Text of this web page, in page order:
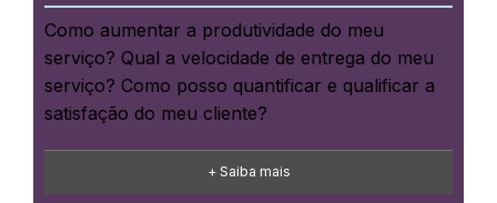
Como aumentar a produtividade do meu
serviço? Qual a velocidade de entrega do meu
serviço? Como posso quantificar e qualificar a
satisfação do meu cliente?
+ Saiba mais